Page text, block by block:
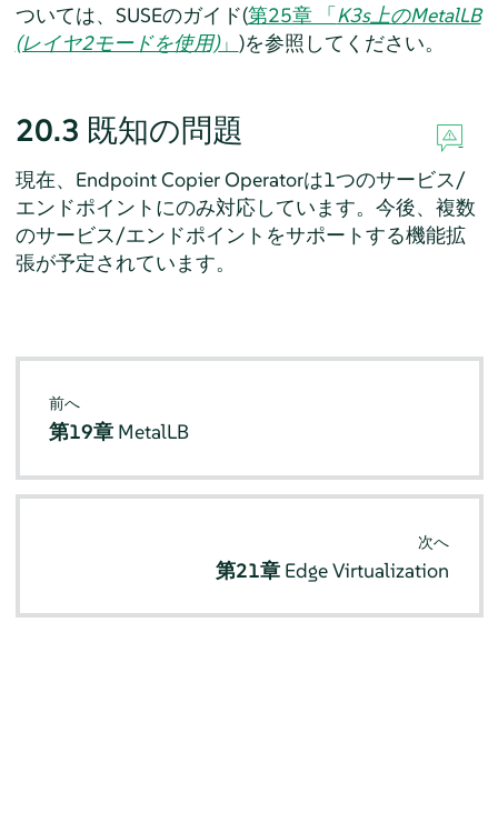
ついては、SUSEのガイド(第25章 「K3s上のMetalLB
(レイヤ2モードを使用)」 )を参照してください。
20.3 既知の問題
現在、Endpoint Copier Operatorは1つのサービス/
エンドポイントにのみ対応しています。今後、複数
のサービス/エンドポイントをサポートする機能拡
張が予定されています。
前へ
第19章 MetalLB
次へ
第21章 Edge Virtualization